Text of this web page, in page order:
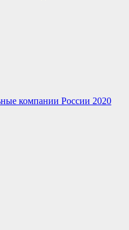
компании России 2020